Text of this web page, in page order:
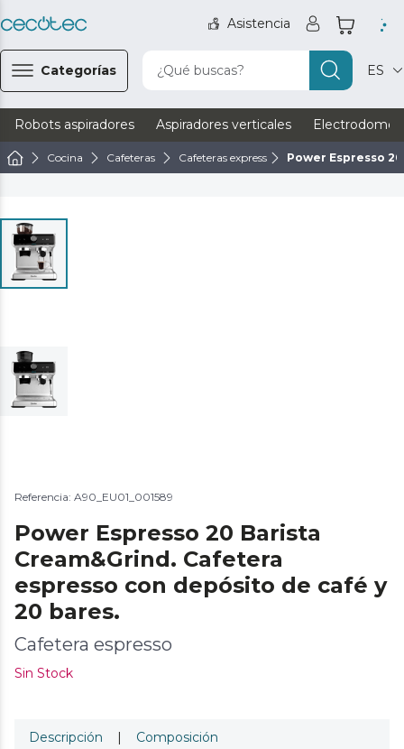
Asistencia
Categorías ¿Qué buscas? ES
Robots aspiradores Aspiradores verticales
Cocina Cafeteras Cafeteras express Power Espresso
Referencia: A90_EU01_001589
Power Espresso 20 Barista
Cream&Grind. Cafetera
espresso con depósito de café y
20 bares.
Cafetera espresso
Sin Stock
Descripción | Composición